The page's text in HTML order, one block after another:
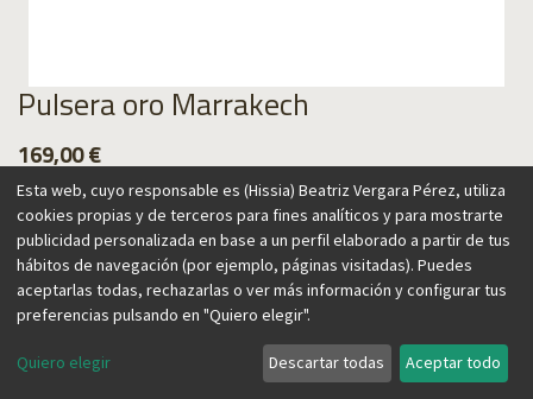
Pulsera oro Marrakech
169,00€
Agregar al carrito
Marrakech inspira esta colección, elaborada con una textura
Esta web, cuyo responsable es (Hissia) Beatriz Vergara Pérez, utiliza
cookies propias y de terceros para fines analíticos y para mostrarte
publicidad personalizada en base a un perfil elaborado a partir de tus
hábitos de navegación (por ejemplo, páginas visitadas). Puedes
aceptarlas todas, rechazarlas o ver más información y configurar tus
preferencias pulsando en "Quiero elegir".
Quiero elegir Descartar todas Aceptar todo